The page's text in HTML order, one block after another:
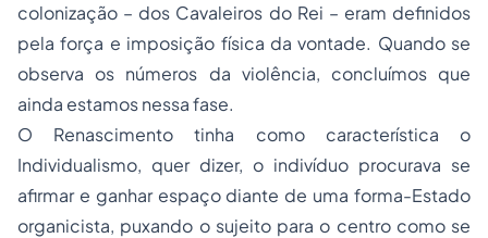
colonização – dos Cavaleiros do Rei – eram definidos
pela força e imposição física da vontade. Quando se
observa os números da violência, concluímos que
ainda estamos nessa fase.
O Renascimento tinha como característica o
Individualismo, quer dizer, o indivíduo procurava se
afirmar e ganhar espaço diante de uma forma-Estado
organicista, puxando o sujeito para o centro como se